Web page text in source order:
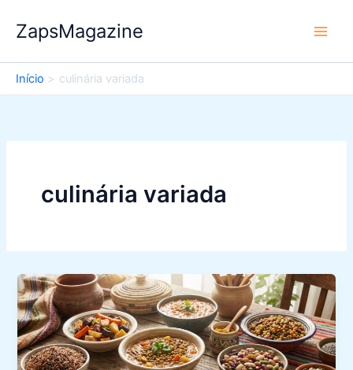
para
conteúdo
ZapsMagazine
Início culinária variada
culinária variada